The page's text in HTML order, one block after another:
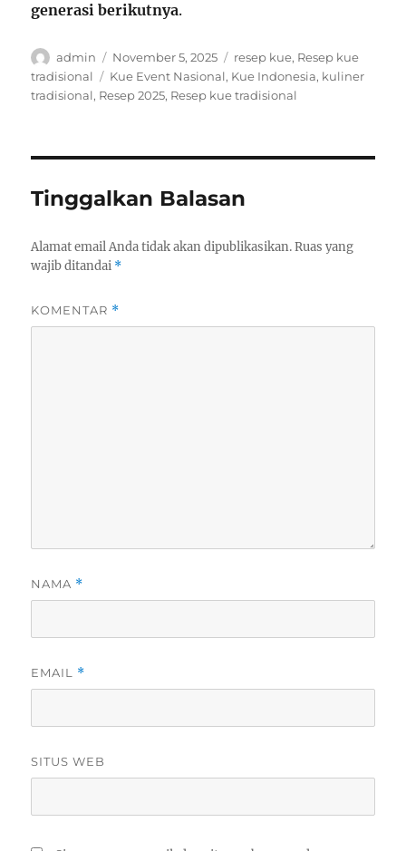
generasi berikutnya.
Author
admin
Posted
on
November 5, 2025 Categories
resep kue, Resep kue
tradisional
Tags
Kue Event Nasional, Kue Indonesia, kuliner
tradisional, Resep 2025, Resep kue tradisional
Tinggalkan Balasan
Alamat email Anda tidak akan dipublikasikan. Ruas yang
wajib ditandai *
KOMENTAR *
NAMA *
EMAIL *
SITUS WEB